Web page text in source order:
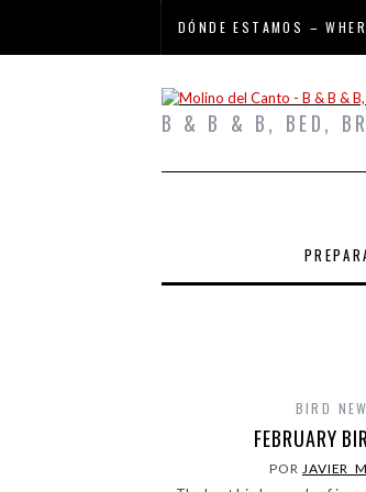
DÓNDE ESTAMOS –
B & B & B, BED,
BIRD
FEBRUARY
POR